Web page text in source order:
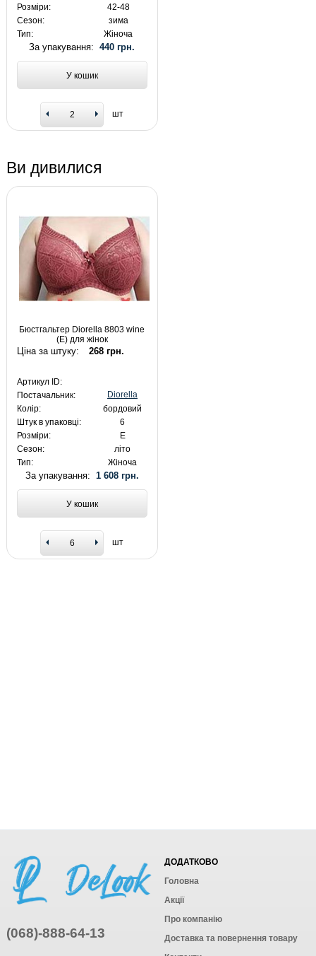
Розміри:
42-48
Сезон:
зима
Тип:
Жіноча
За упакування:440 грн.
У кошик
шт
Ви дивилися
Бюстгальтер Diorella 8803 wine
(E) для жінок
Ціна за штуку: 268 грн.
Артикул ID:
Постачальник:
Diorella
Колір:
бордовий
Штук в упаковці:
6
Розміри:
E
Сезон:
літо
Тип:
Жіноча
За упакування: 1 608 грн.
У кошик
шт
(068)-888-64-13
ДОДАТКОВО
Головна
Акції
Про компанію
Доставка та повернення товару